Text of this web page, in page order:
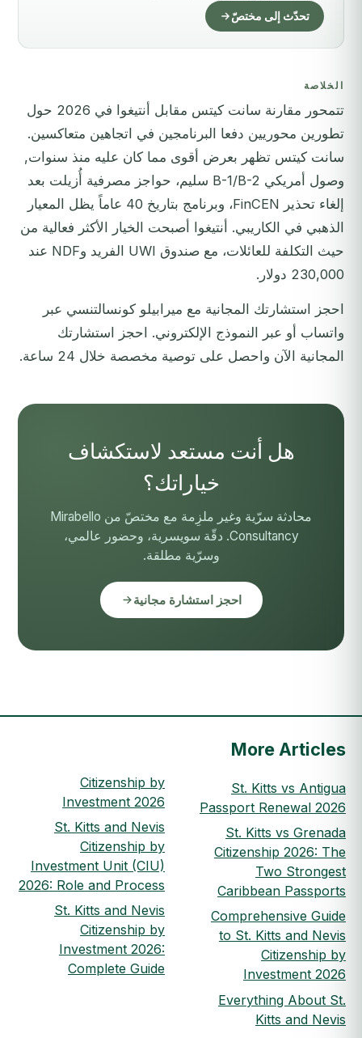
تحدّث إلى مختصّ
الخلاصة
تتمحور مقارنة سانت كيتس مقابل أنتيغوا في 2026 حول
تطورين محوريين دفعا البرنامجين في اتجاهين متعاكسين.
سانت كيتس تظهر بعرض أقوى مما كان عليه منذ سنوات,
وصول أمريكي B-1/B-2 سليم، حواجز مصرفية أُزيلت بعد
إلغاء تحذير FinCEN، وبرنامج بتاريخ 40 عاماً يظل المعيار
الذهبي في الكاريبي. أنتيغوا أصبحت الخيار الأكثر فعالية من
حيث التكلفة للعائلات، مع صندوق UWI الفريد وNDF عند
230,000 دولار.
احجز استشارتك المجانية مع ميرابيلو كونسالتنسي عبر
واتساب أو عبر النموذج الإلكتروني. احجز استشارتك
المجانية الآن واحصل على توصية مخصصة خلال 24 ساعة.
هل أنت مستعد لاستكشاف
خياراتك؟
محادثة سرّية وغير ملزِمة مع مختصّ من Mirabello
Consultancy. دقّة سويسرية، وحضور عالمي،
وسرّية مطلقة.
احجز استشارة مجانية
More Articles
St. Kitts vs Antigua
Passport Renewal 2026
St. Kitts vs Grenada
Citizenship 2026: The
Two Strongest
Caribbean Passports
Comprehensive Guide
to St. Kitts and Nevis
Citizenship by
Investment 2026
Everything About St.
Kitts and Nevis
Citizenship by
Investment 2026
St. Kitts and Nevis
Citizenship by
Investment Unit (CIU)
2026: Role and Process
St. Kitts and Nevis
Citizenship by
Investment 2026:
Complete Guide